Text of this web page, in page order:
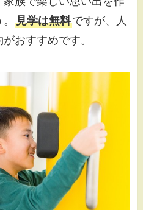
。見学は無料ですが、人
おすすめです。